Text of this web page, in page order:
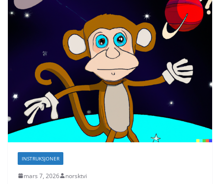
INSTRUKSJONER
mars 7, 2026 norsktvi